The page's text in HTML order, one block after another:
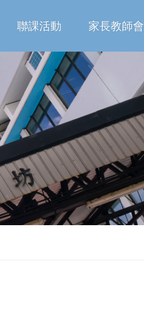
聯課活動 家長教師會